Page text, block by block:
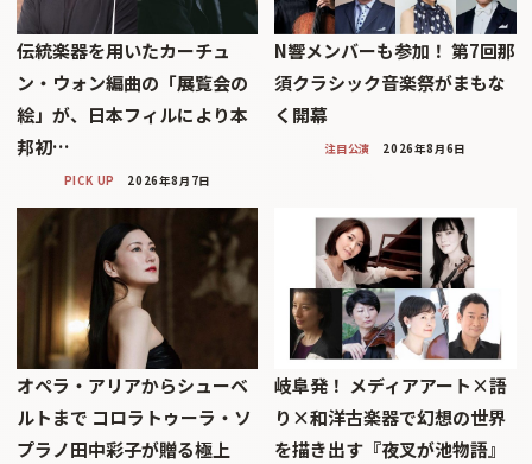
伝統楽器を用いたカーチュ
ン・ウォン編曲の「展覧会の
絵」が、日本フィルにより本
邦初…
PICK UP 2026年8月7日
N響メンバーも参加！ 第7回那
須クラシック音楽祭がまもな
く開幕
注目公演 2026年8月6日
オペラ・アリアからシューベ
ルトまで コロラトゥーラ・ソ
プラノ田中彩子が贈る極上
岐阜発！ メディアアート×語
り×和洋古楽器で幻想の世界
を描き出す『夜叉が池物語』